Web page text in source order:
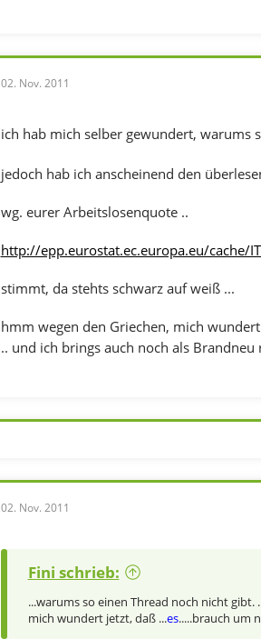
02. Nov. 2011
ich hab mich selber gewundert, warums
jedoch hab ich anscheinend den
wg. eurer Arbeitslosenquote ..
http://epp.eurostat.ec.europa.eu/cache/
stimmt, da stehts schwarz auf weiß ...
hmm wegen den Griechen, mich
.. und ich brings auch noch als Brandneu
02. Nov. 2011
Fini schrieb:
...warums so einen Thread noch nicht gibt.
mich wundert jetzt, daß ...es.....brauch um